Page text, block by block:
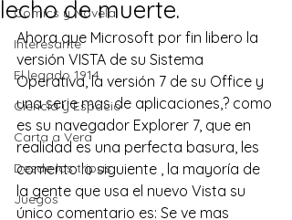
Comics y Novela
Interesante
El legado 1914
Ciencia y Espacio
Carta a Vera
Desde las tripas
Juegos
lecho de muerte.
Ahora que Microsoft por fin libero la
versión VISTA de su Sistema
Operativa, la versión 7 de su Office y
una serie mas de aplicaciones,? como
es su navegador Explorer 7, que en
realidad es una perfecta basura, les
comento lo siguiente , la mayoría de
la gente que usa el nuevo Vista su
único comentario es: Se ve mas